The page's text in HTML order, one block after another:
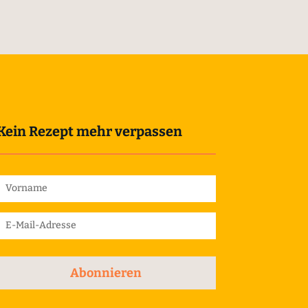
Rezept mehr verpassen
Abonnieren